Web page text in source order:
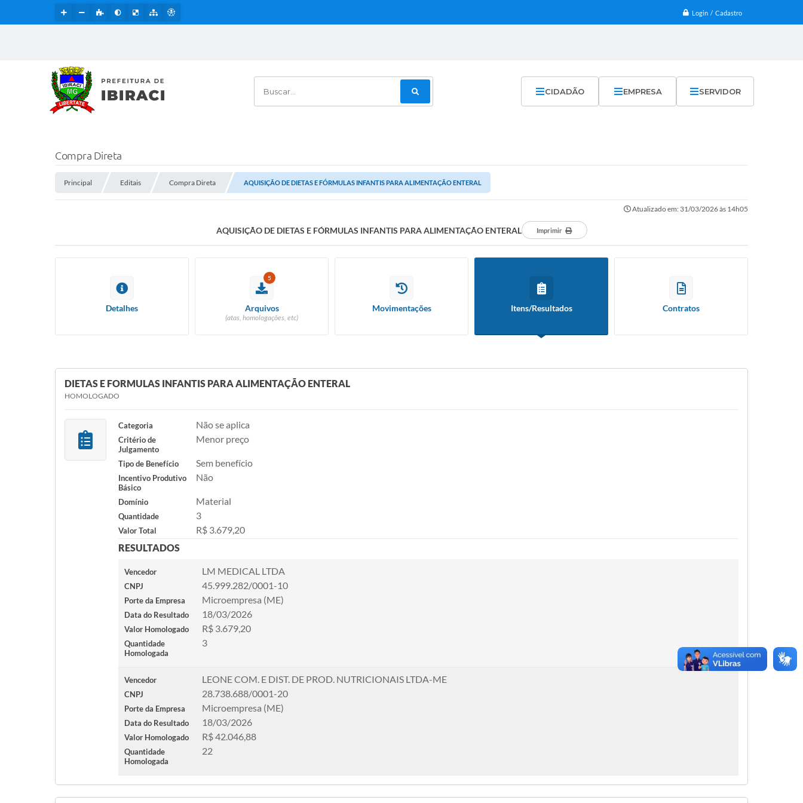
Login / Cadastro
Buscar... CIDADÃO EMPRESA SERVIDOR
Compra Direta
Principal Editais Compra Direta AQUISIÇÃO DE DIETAS E FÓRMULAS INFANTIS PARA ALIMENTAÇÃO ENTERAL
Atualizado em: 31/03/2026 às 14h05
AQUISIÇÃO DE DIETAS E FÓRMULAS INFANTIS PARA ALIMENTAÇÃO ENTERAL Imprimir
Detalhes
5
Arquivos
(atas, homologações, etc)
Movimentações Itens/Resultados Contratos
DIETAS E FORMULAS INFANTIS PARA ALIMENTAÇÃO ENTERAL
HOMOLOGADO
Categoria Não se aplica
Critério de
Julgamento
Menor preço
Tipo de Benefício Sem benefício
Incentivo Produtivo
Básico
Não
Domínio Material
Quantidade 3
Valor Total
R$ 3.679,20
RESULTADOS
Vencedor LM MEDICAL LTDA
CNPJ 45.999.282/0001-10
Porte da Empresa Microempresa (ME)
Data do Resultado 18/03/2026
Valor Homologado R$ 3.679,20
Quantidade
Homologada
3
Vencedor LEONE COM. E DIST. DE PROD. NUTRICIONAIS LTDA-ME
CNPJ 28.738.688/0001-20
Porte da Empresa Microempresa (ME)
Data do Resultado 18/03/2026
Valor Homologado R$ 42.046,88
Quantidade
Homologada
22